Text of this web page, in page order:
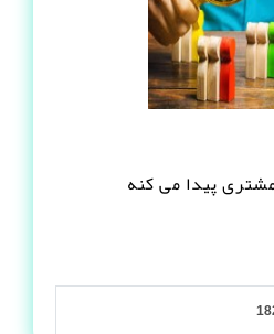
پیدا می کنه